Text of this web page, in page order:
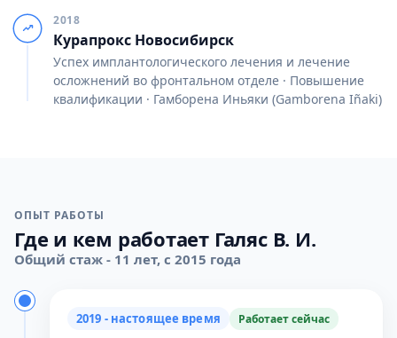
2018
Курапрокс Новосибирск
Успех имплантологического лечения и лечение
осложнений во фронтальном отделе · Повышение
квалификации · Гамборена Иньяки (Gamborena Iñaki)
ОПЫТ РАБОТЫ
Где и кем работает Галяс В. И.
Общий стаж - 11 лет, с 2015 года
2019 - настоящее время Работает сейчас